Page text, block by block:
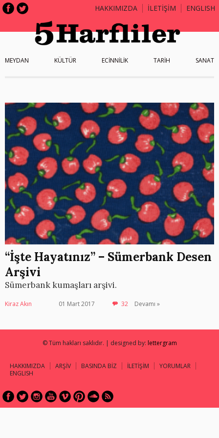
HAKKIMIZDA İLETİŞİM ENGLISH
MEYDAN KÜLTÜR ECİNNİLİK TARİH SANAT
“İşte Hayatınız” – Sümerbank Desen
Arşivi
Sümerbank kumaşları arşivi.
Kiraz Akın 01 Mart 2017 32 Devamı »
© Tüm hakları saklıdır. | designed by: lettergram
HAKKIMIZDA ARŞİV BASINDA BİZ İLETİŞİM
YORUMLAR
ENGLISH